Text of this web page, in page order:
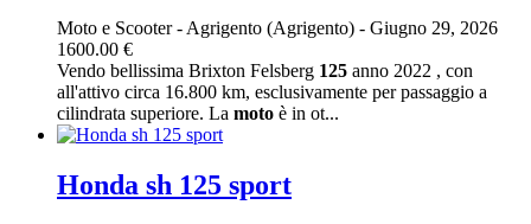
Moto e Scooter-Agrigento (Agrigento) - Giugno 29, 2026
1600.00 €
Vendo bellissima Brixton Felsberg 125 anno 2022 , con
all'attivo circa 16.800 km, esclusivamente per passaggio a
cilindrata superiore. La moto è in ot...
Honda sh 125 sport